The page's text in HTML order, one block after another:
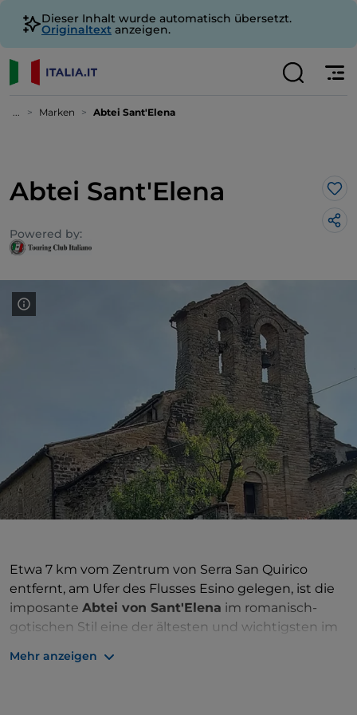
Dieser Inhalt wurde automatisch übersetzt.
Originaltext anzeigen.
... Marken Abtei Sant'Elena
Abtei Sant'Elena
Powered by:
Etwa 7 km vom Zentrum von Serra San Quirico
entfernt, am Ufer des Flusses Esino gelegen, ist die
imposante Abtei von Sant'Elena im romanisch-
gotischen Stil eine der ältesten und wichtigsten im
1005, schloss er sich 1180 der Einsiedelei von
Mehr anzeigen